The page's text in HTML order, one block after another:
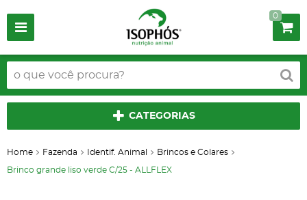
0
CATEGORIAS
Home Fazenda Identif. Animal Brincos e Colares
Brinco grande liso verde C/25 - ALLFLEX